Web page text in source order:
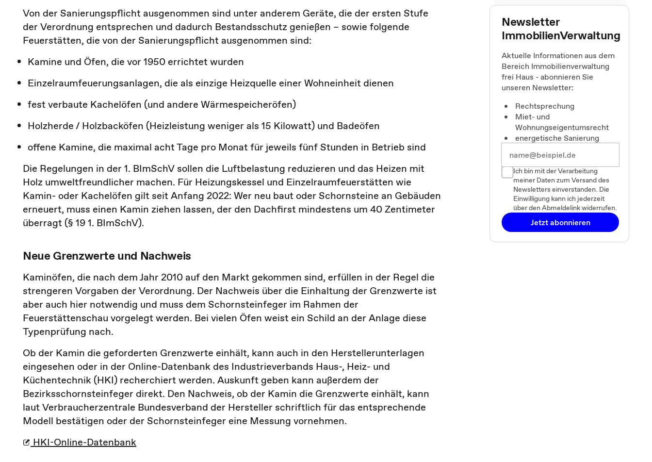
Von der Sanierungspflicht ausgenommen sind unter anderem Geräte, die der ersten Stufe
der Verordnung entsprechen und dadurch Bestandsschutz genießen – sowie folgende
Feuerstätten, die von der Sanierungspflicht ausgenommen sind:
Kamine und Öfen, die vor 1950 errichtet wurden
Einzelraumfeuerungsanlagen, die als einzige Heizquelle einer Wohneinheit dienen
fest verbaute Kachelöfen (und andere Wärmespeicheröfen)
Holzherde / Holzbacköfen (Heizleistung weniger als 15 Kilowatt) und Badeöfen
offene Kamine, die maximal acht Tage pro Monat für jeweils fünf Stunden in Betrieb sind
Die Regelungen in der 1. BImSchV sollen die Luftbelastung reduzieren und das Heizen mit
Holz umweltfreundlicher machen. Für Heizungskessel und Einzelraumfeuerstätten wie
Kamin- oder Kachelöfen gilt seit Anfang 2022: Wer neu baut oder Schornsteine an Gebäuden
erneuert, muss einen Kamin ziehen lassen, der den Dachfirst mindestens um 40 Zentimeter
überragt (§ 19 1. BImSchV).
Neue Grenzwerte und Nachweis
Kaminöfen, die nach dem Jahr 2010 auf den Markt gekommen sind, erfüllen in der Regel die
strengeren Vorgaben der Verordnung. Der Nachweis über die Einhaltung der Grenzwerte ist
aber auch hier notwendig und muss dem Schornsteinfeger im Rahmen der
Feuerstättenschau vorgelegt werden. Bei vielen Öfen weist ein Schild an der Anlage diese
Typenprüfung nach.
Ob der Kamin die geforderten Grenzwerte einhält, kann auch in den Herstellerunterlagen
eingesehen oder in der Online-Datenbank des Industrieverbands Haus-, Heiz- und
Küchentechnik (HKI) recherchiert werden. Auskunft geben kann außerdem der
Bezirksschornsteinfeger direkt. Den Nachweis, ob der Kamin die Grenzwerte einhält, kann
laut Verbraucherzentrale Bundesverband der Hersteller schriftlich für das entsprechende
Modell bestätigen oder der Schornsteinfeger eine Messung vornehmen.
HKI-Online-Datenbank
Newsletter
ImmobilienVerwaltung
Aktuelle Informationen aus dem
Bereich Immobilienverwaltung
frei Haus - abonnieren Sie
unseren Newsletter:
Rechtsprechung
Miet- und
Wohnungseigentumsrecht
energetische Sanierung
Ich bin mit der Verarbeitung
meiner Daten zum Versand des
Newsletters einverstanden. Die
Einwilligung kann ich jederzeit
über den Abmeldelink widerrufen.
Jetzt abonnieren